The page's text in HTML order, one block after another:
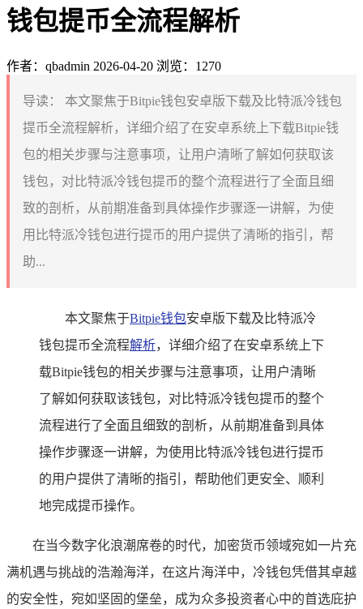
钱包提币全流程解析
作者：qbadmin 2026-04-20 浏览：1270
导读：
本文聚焦于Bitpie钱包安卓版下载及比特派冷钱包
提币全流程解析，详细介绍了在安卓系统上下载Bitpie钱
包的相关步骤与注意事项，让用户清晰了解如何获取该
钱包，对比特派冷钱包提币的整个流程进行了全面且细
致的剖析，从前期准备到具体操作步骤逐一讲解，为使
用比特派冷钱包进行提币的用户提供了清晰的指引，帮
助...
本文聚焦于Bitpie钱包安卓版下载及比特派冷
钱包提币全流程解析，详细介绍了在安卓系统上下
载Bitpie钱包的相关步骤与注意事项，让用户清晰
了解如何获取该钱包，对比特派冷钱包提币的整个
流程进行了全面且细致的剖析，从前期准备到具体
操作步骤逐一讲解，为使用比特派冷钱包进行提币
的用户提供了清晰的指引，帮助他们更安全、顺利
地完成提币操作。
在当今数字化浪潮席卷的时代，加密货币领域宛如一片充
满机遇与挑战的浩瀚海洋，在这片海洋中，冷钱包凭借其卓越
的安全性，宛如坚固的堡垒，成为众多投资者心中的首选庇护